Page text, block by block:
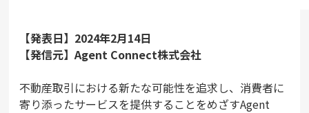
【発表日】2024年2月14日
【発信元】Agent Connect株式会社
不動産取引における新たな可能性を追求し、消費者に
寄り添ったサービスを提供することをめざすAgent